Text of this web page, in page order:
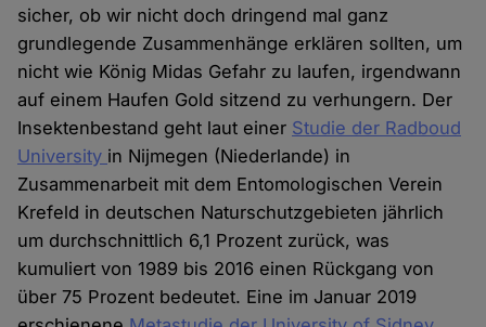
sicher, ob wir nicht doch dringend mal ganz
grundlegende Zusammenhänge erklären sollten, um
nicht wie König Midas Gefahr zu laufen, irgendwann
auf einem Haufen Gold sitzend zu verhungern. Der
Insektenbestand geht laut einer Studie der Radboud
University in Nijmegen (Niederlande) in
Zusammenarbeit mit dem Entomologischen Verein
Krefeld in deutschen Naturschutzgebieten jährlich
um durchschnittlich 6,1 Prozent zurück, was
kumuliert von 1989 bis 2016 einen Rückgang von
über 75 Prozent bedeutet. Eine im Januar 2019